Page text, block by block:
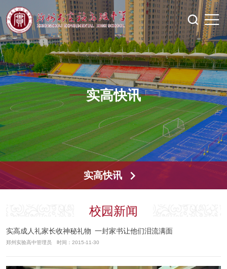
实高快讯
实高快讯
校园新闻
实高成人礼家长收神秘礼物 一封家书让他们泪流满面
郑州实验高中管理员 时间：2015-11-30